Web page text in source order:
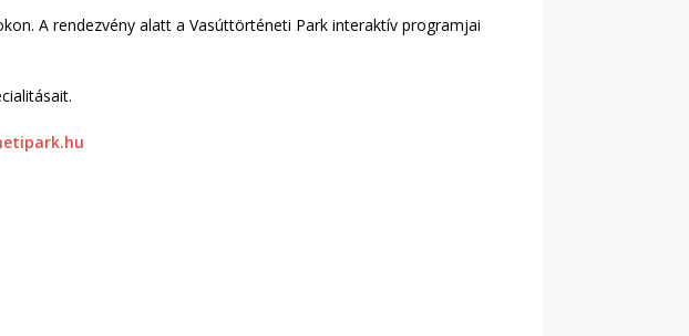
A rendezvény alatt a Vasúttörténeti Park interaktív programjai